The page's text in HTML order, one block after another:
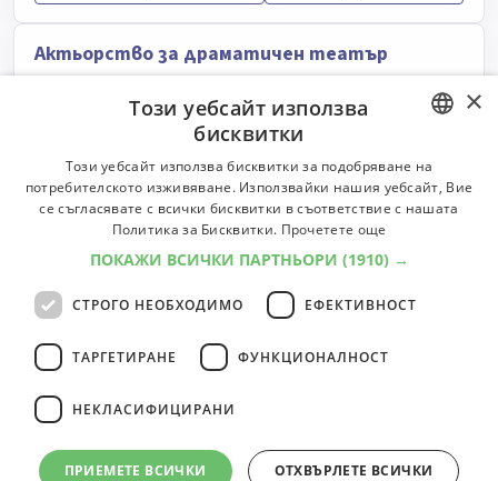
Актьорство за драматичен театър
филмово изкуство "Кръстьо Сарафов" - София
Бакалавър, ДокторФорми:редовна
Университет Професии
Актьорство за драматичен театър
Университет:Пловдивски университет „Паисий
Хилендарски”
Степени: БакалавърФорми:редовнаПрофесии: 1
Университет
специалности
BULGARIAN
ENGLISH
×
Този уебсайт използва
бисквитки
Този уебсайт използва бисквитки за подобряване на
потребителското изживяване. Използвайки нашия уебсайт, Вие
се съгласявате с всички бисквитки в съответствие с нашата
Политика за Бисквитки. Прочетете още
ПОКАЖИ ВСИЧКИ ПАРТНЬОРИ (1910) →
СТРОГО НЕОБХОДИМО ЕФЕКТИВНОСТ
ТАРГЕТИРАНЕ ФУНКЦИОНАЛНОСТ
НЕКЛАСИФИЦИРАНИ
ПРИЕМЕТЕ ВСИЧКИ ОТХВЪРЛЕТЕ ВСИЧКИ